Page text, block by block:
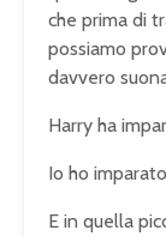
che prima di
possiamo
davvero
Harry ha
Io ho
E in quella